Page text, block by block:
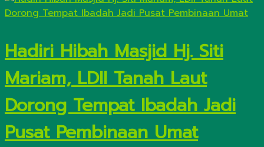
Hadiri Hibah Masjid Hj. Siti
Mariam, LDII Tanah Laut
Dorong Tempat Ibadah Jadi
Pusat Pembinaan Umat